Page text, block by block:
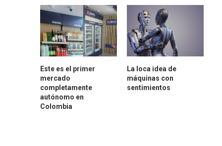
Este es el primer
mercado
completamente
autónomo en
Colombia
La loca idea de
máquinas con
sentimientos